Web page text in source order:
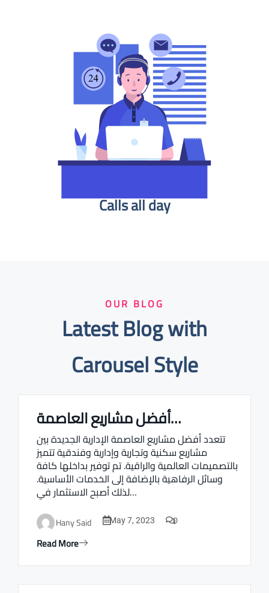
Calls all day
OUR BLOG
Latest Blog with
Carousel Style
Real estate Estate ville أفضل مشاريع العاصمة…
تتعدد أفضل مشاريع العاصمة الإدارية الجديدة بين
مشاريع سكنية وتجارية وإدارية وفندقية تتميز
بالتصميمات العالمية والراقية. تم توفير بداخلها كافة
وسائل الرفاهية بالإضافة إلى الخدمات الأساسية.
لذلك أصبح الاستثمار في…
Hany Said May 7, 2023 0
Read More